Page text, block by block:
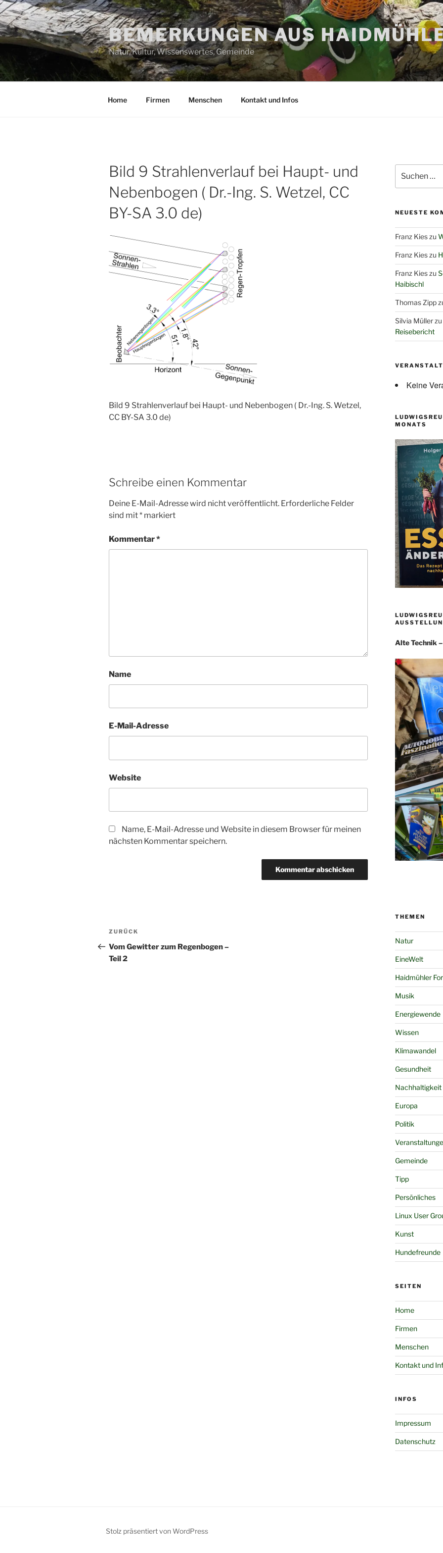
Zum
Inhalt
springen
BEMERKUNGEN AUS
Natur, Kultur, Wissenswertes, Gemeinde
Home Firmen Menschen Kontakt und Infos
Bild 9 Strahlenverlauf bei Haupt- und
Nebenbogen ( Dr.-Ing. S. Wetzel, CC
BY-SA 3.0 de)
Bild 9 Strahlenverlauf bei Haupt- und Nebenbogen ( Dr.-Ing. S. Wetzel,
CC BY-SA 3.0 de)
Schreibe einen Kommentar
Deine E-Mail-Adresse wird nicht veröffentlicht. Erforderliche Felder
sind mit* markiert
Kommentar*
Name
E-Mail-Adresse
Website
Name, E-Mail-Adresse und Website in diesem Browser für meinen
nächsten Kommentar speichern.
Beitragsnavigation
Vorheriger
Beitrag
ZURÜCK
Vom Gewitter zum Regenbogen –
Teil 2
nach:
NEUESTE
Franz Kieszu
Franz Kieszu
Franz Kieszu
Haibischl
Thomas Zipp
Silvia Müllerzu
Reisebericht
Keine
MONATS
Alte Technik
THEMEN
Natur
EineWelt
Haidmühler
Musik
Energiewende
Wissen
Klimawandel
Gesundheit
Nachhaltigkeit
Europa
Politik
Gemeinde
Tipp
Persönliches
Linux User
Kunst
Hundefreunde
SEITEN
Home
Firmen
Menschen
Kontakt und
INFOS
Impressum
Datenschutz
Stolz präsentiert von WordPress